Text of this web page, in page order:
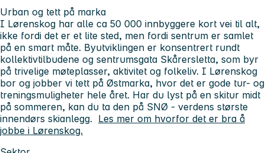
Urban og tett på marka
I Lørenskog har alle ca 50 000 innbyggere kort vei til alt,
ikke fordi det er et lite sted, men fordi sentrum er samlet
på en smart måte. Byutviklingen er konsentrert rundt
kollektivtilbudene og sentrumsgata Skårersletta, som byr
på trivelige møteplasser, aktivitet og folkeliv. I Lørenskog
bor og jobber vi tett på Østmarka, hvor det er gode tur- og
treningsmuligheter hele året. Har du lyst på en skitur midt
på sommeren, kan du ta den på SNØ - verdens største
innendørs skianlegg. Les mer om hvorfor det er bra å
jobbe i Lørenskog.